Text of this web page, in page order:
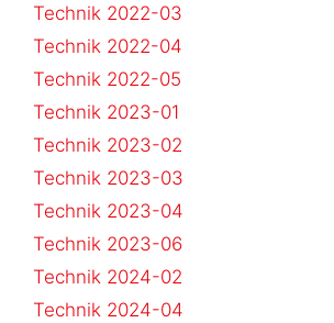
Technik 2022-03
Technik 2022-04
Technik 2022-05
Technik 2023-01
Technik 2023-02
Technik 2023-03
Technik 2023-04
Technik 2023-06
Technik 2024-02
Technik 2024-04